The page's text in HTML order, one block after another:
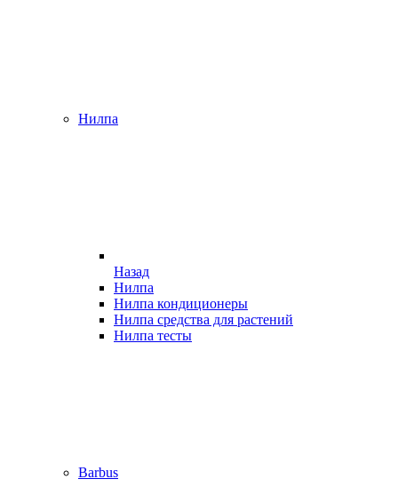
Нилпа
Назад
Нилпа
Нилпа кондиционеры
Нилпа средства для растений
Нилпа тесты
Barbus